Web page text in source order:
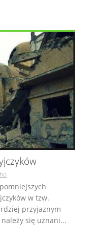
w tzw.
przyjaznym
się uznani...